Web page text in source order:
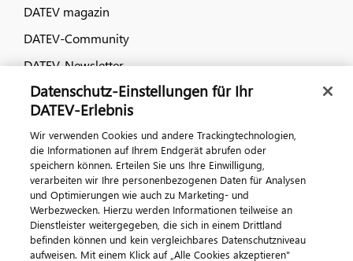
DATEV magazin
DATEV-Community
DATEV-Newsletter
Kontaktieren Sie uns
ImpressumDatenschutzAGB Kontakt
Datenschutz-Einstellungen für Ihr
DATEV-Erlebnis
Wir verwenden Cookies und andere Trackingtechnologien,
die Informationen auf Ihrem Endgerät abrufen oder
speichern können. Erteilen Sie uns Ihre Einwilligung,
verarbeiten wir Ihre personenbezogenen Daten für Analysen
und Optimierungen wie auch zu Marketing- und
Werbezwecken. Hierzu werden Informationen teilweise an
Dienstleister weitergegeben, die sich in einem Drittland
befinden können und kein vergleichbares Datenschutzniveau
aufweisen. Mit einem Klick auf „Alle Cookies akzeptieren"